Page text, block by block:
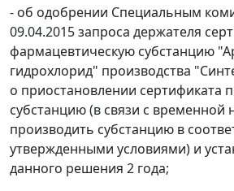
- об одобрении Специальным
09.04.2015 запроса держателя
фармацевтическую субстанцию
гидрохлорид" производства
о приостановлении сертификата
субстанцию (в связи с
производить субстанцию в
утвержденными условиями) и
данного решения 2 года;